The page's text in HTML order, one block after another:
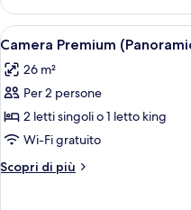
Premium,
vista
città
Apri
tutte
le
foto
per
Camera
Premium
(Panoramic
6
Camera Premium
26 m²
Per 2 persone
2 letti singoli o 1 letto king
Wi-Fi gratuito
Scopri di più
Altri